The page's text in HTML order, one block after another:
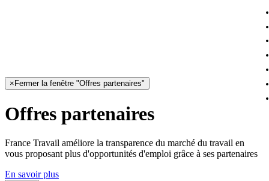
× Fermer la fenêtre "Offres partenaires"
Offres partenaires
France Travail améliore la transparence du marché du travail en
vous proposant plus d'opportunités d'emploi grâce à ses partenaires
En savoir plus